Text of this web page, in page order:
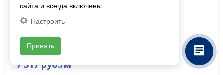
Размер: 2384х1191
Фактура:
Тип:
глазурованная
Толщина:11 мм
Цвета:
7 317 руб./м
сайта и всегда включены.
Настроить
Принять